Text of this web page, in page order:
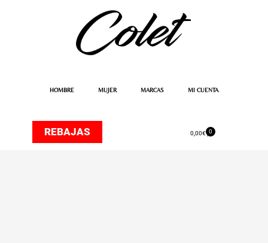
HOMBRE MUJER MARCAS MI CUENTA
REBAJAS 0,00€ 0
Carrito